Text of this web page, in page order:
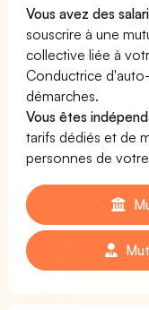
Vous avez des
souscrire à une
collective liée à
Conductrice
démarches.
Vous êtes
tarifs dédiés et de
personnes de